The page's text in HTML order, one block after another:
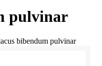
pulvinar
bibendum pulvinar